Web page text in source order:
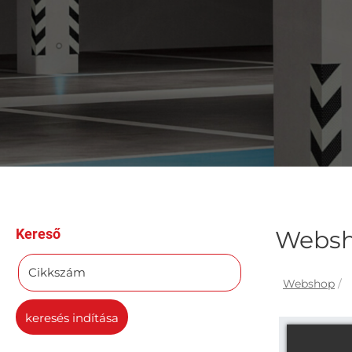
Kereső
Cikkszám
keresés indítása
Webshop /